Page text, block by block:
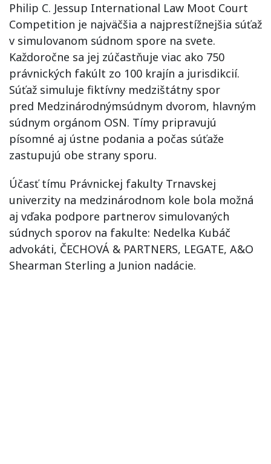
Philip C. Jessup International Law Moot Court
Competition je najväčšia a najprestížnejšia súťaž
v simulovanom súdnom spore na svete.
Každoročne sa jej zúčastňuje viac ako 750
právnických fakúlt zo 100 krajín a jurisdikcií.
Súťaž simuluje fiktívny medzištátny spor
pred Medzinárodnýmsúdnym dvorom, hlavným
súdnym orgánom OSN. Tímy pripravujú
písomné aj ústne podania a počas súťaže
zastupujú obe strany sporu.
Účasť tímu Právnickej fakulty Trnavskej
univerzity na medzinárodnom kole bola možná
aj vďaka podpore partnerov simulovaných
súdnych sporov na fakulte: Nedelka Kubáč
advokáti, ČECHOVÁ & PARTNERS, LEGATE, A&O
Shearman Sterling a Junion nadácie.